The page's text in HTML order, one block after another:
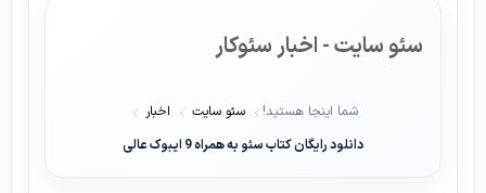
سئو سایت - اخبار سئوکار
شما اینجا هستید! سئو سایت
اخبار
دانلود رایگان کتاب سئو به همراه 9 ایبوک عالی